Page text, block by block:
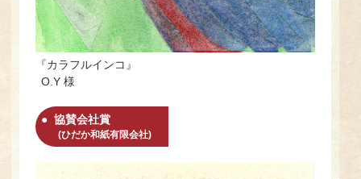
『カラフルインコ』
O.Y 様
協賛会社賞
(ひだか和紙有限会社)